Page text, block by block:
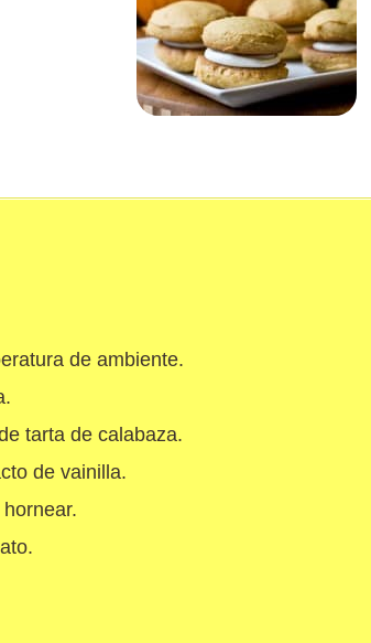
de ambiente.
tarta de calabaza.
de vainilla.